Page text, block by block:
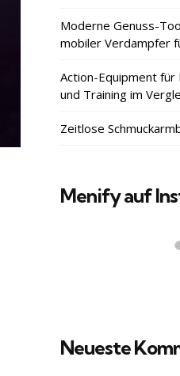
Moderne Genuss-
mobiler Verdampfer
Action-Equipment für
und Training im
Zeitlose
Menify auf
Neueste